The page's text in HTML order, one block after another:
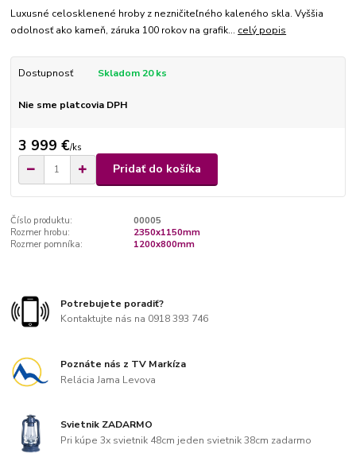
Luxusné celosklenené hroby z nezničiteľného kaleného skla. Vyššia
odolnosť ako kameň, záruka 100 rokov na grafik... celý popis
Dostupnosť Skladom 20 ks
Nie sme platcovia DPH
3 999 €/ks
Pridať do košíka
Číslo produktu:
00005
Rozmer hrobu:
2350x1150mm
Rozmer pomníka:
1200x800mm
Potrebujete poradiť?
Kontaktujte nás na 0918 393 746
Poznáte nás z TV Markíza
Relácia Jama Levova
Svietnik ZADARMO
Pri kúpe 3x svietnik 48cm jeden svietnik 38cm zadarmo